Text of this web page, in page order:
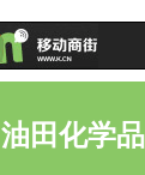
油田化学